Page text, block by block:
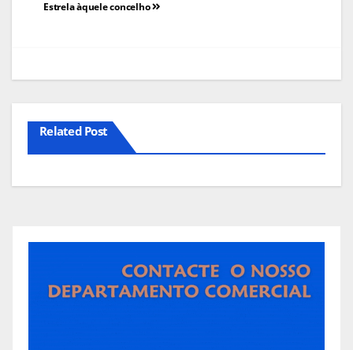
artigos
Estrela àquele concelho
Related Post